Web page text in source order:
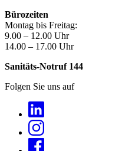
Bürozeiten
Montag bis Freitag:
9.00 – 12.00 Uhr
14.00 – 17.00 Uhr
Sanitäts-Notruf 144
Folgen Sie uns auf